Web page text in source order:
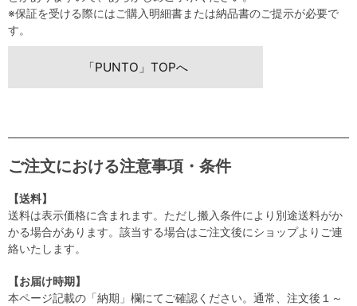
※保証を受ける際にはご購入明細書または納品書のご提示が必要で
す。
「PUNTO」TOPへ
ご注文における注意事項・条件
【送料】
送料は表示価格に含まれます。ただし搬入条件により別途送料がか
かる場合があります。該当する場合はご注文後にショップよりご連
絡いたします。
【お届け時期】
本ページ記載の「納期」欄にてご確認ください。通常、注文後１～